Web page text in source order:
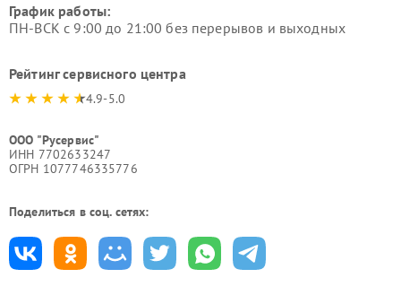
График работы:
ПН-ВСК с 9:00 до 21:00 без перерывов и выходных
Рейтинг сервисного центра
4.9-5.0
ООО "Русервис"
ИНН 7702633247
ОГРН 1077746335776
Поделиться в соц. сетях: